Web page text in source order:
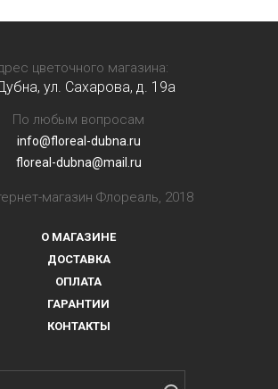
цветочного магазина:
ул. Сахарова, д. 19a
По любым вопросам
info@floreal-dubna.ru
floreal-dubna@mail.ru
магазин Флореаль, 2018
О МАГАЗИНЕ
ДОСТАВКА
ОПЛАТА
ГАРАНТИИ
КОНТАКТЫ